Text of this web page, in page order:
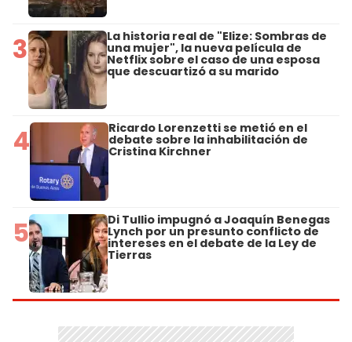
3 La historia real de "Elize: Sombras de
una mujer", la nueva película de
Netflix sobre el caso de una esposa
que descuartizó a su marido
4 Ricardo Lorenzetti se metió en el
debate sobre la inhabilitación de
Cristina Kirchner
5 Di Tullio impugnó a Joaquín Benegas
Lynch por un presunto conflicto de
intereses en el debate de la Ley de
Tierras